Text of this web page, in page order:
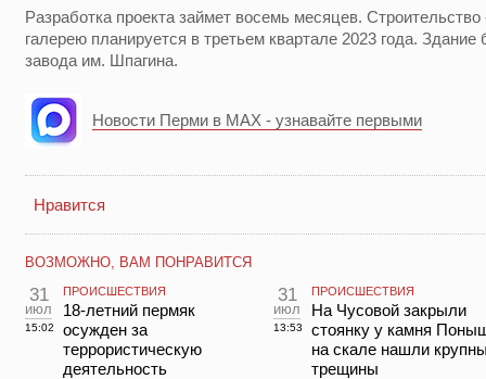
Разработка проекта займет восемь месяцев.
галерею планируется в третьем квартале 2023 года. Здание
завода им. Шпагина.
Новости Перми в MAX - узнавайте первыми
Нравится
ВОЗМОЖНО, ВАМ ПОНРАВИТСЯ
31
июл
15:02
ПРОИСШЕСТВИЯ
18-летний пермяк
осужден за
террористическую
деятельность
31
июл
13:53
ПРОИСШЕСТВИЯ
На Чусовой закрыли
стоянку у камня
на скале нашли
трещины